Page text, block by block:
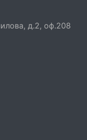
д.2, оф.208